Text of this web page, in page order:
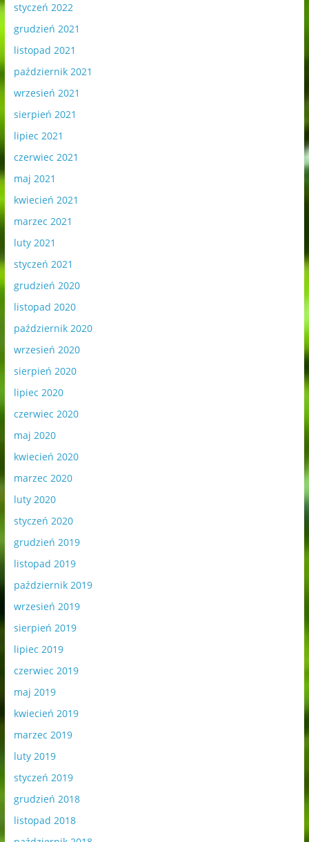
styczeń 2022
grudzień 2021
listopad 2021
październik 2021
wrzesień 2021
sierpień 2021
lipiec 2021
czerwiec 2021
maj 2021
kwiecień 2021
marzec 2021
luty 2021
styczeń 2021
grudzień 2020
listopad 2020
październik 2020
wrzesień 2020
sierpień 2020
lipiec 2020
czerwiec 2020
maj 2020
kwiecień 2020
marzec 2020
luty 2020
styczeń 2020
grudzień 2019
listopad 2019
październik 2019
wrzesień 2019
sierpień 2019
lipiec 2019
czerwiec 2019
maj 2019
kwiecień 2019
marzec 2019
luty 2019
styczeń 2019
grudzień 2018
listopad 2018